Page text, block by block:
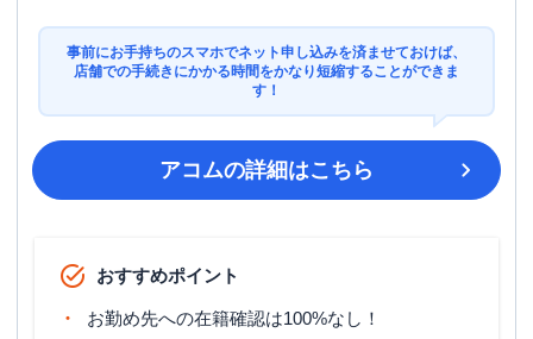
事前にお手持ちのスマホでネット申し込みを済ませておけば、
店舗での手続きにかかる時間をかなり短縮することができま
す！
アコムの詳細はこちら
おすすめポイント
お勤め先への在籍確認は100%なし！